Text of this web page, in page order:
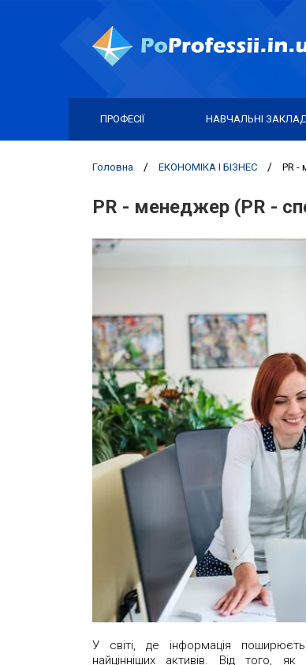
ПРОФЕСІЇ НАВЧАЛЬНІ
Головна / ЕКОНОМІКА І БІЗНЕС / PR -
PR - менеджер (PR -
У світі, де інформація
найцінніших активів. Від того,